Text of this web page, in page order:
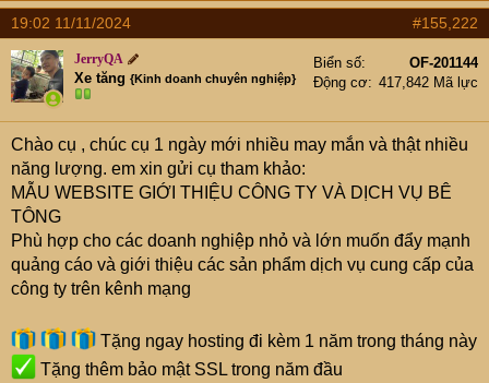
19:02 11/11/2024 #155,222
JerryQA
Xe tăng {Kinh doanh chuyên nghiệp}
Biển số
OF-201144
Động cơ
417,842 Mã lực
Chào cụ , chúc cụ 1 ngày mới nhiều may mắn và thật nhiều
năng lượng. em xin gửi cụ tham khảo:
MẪU WEBSITE GIỚI THIỆU CÔNG TY VÀ DỊCH VỤ BÊ
TÔNG
Phù hợp cho các doanh nghiệp nhỏ và lớn muốn đẩy mạnh
quảng cáo và giới thiệu các sản phẩm dịch vụ cung cấp của
công ty trên kênh mạng
Tặng ngay hosting đi kèm 1 năm trong tháng này
Tặng thêm bảo mật SSL trong năm đầu